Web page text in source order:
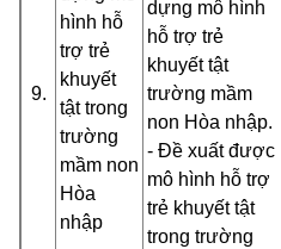
9.
hình hỗ
trợ trẻ
khuyết
tật trong
trường
mầm non
Hòa
nhập
dựng mô hình
hỗ trợ trẻ
khuyết tật
trường mầm
non Hòa nhập.
- Đề xuất được
mô hình hỗ trợ
trẻ khuyết tật
trong trường